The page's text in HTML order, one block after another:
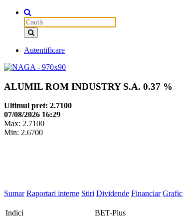
Autentificare
ALUMIL ROM INDUSTRY S.A. 0.37 %
Ultimul pret: 2.7100
07/08/2026 16:29
Max: 2.7100
Min: 2.6700
Sumar Raportari interne Stiri Dividende Financiar Grafic
Indici
BET-Plus